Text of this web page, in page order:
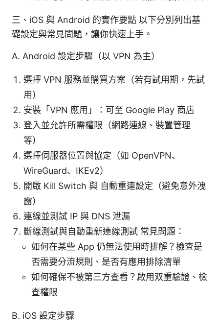
三、iOS 與 Android 的實作要點 以下分別列出基
礎設定與常見問題，讓你快速上手。
A. Android 設定步驟（以 VPN 為主）
選擇 VPN 服務並購買方案（若有試用期，先試
用）
安裝「VPN 應用」：可至 Google Play 商店
登入並允許所需權限（網路連線、裝置管理
等）
選擇伺服器位置與協定（如 OpenVPN、
WireGuard、IKEv2）
開啟 Kill Switch 與 自動重連設定（避免意外洩
露）
連線並測試 IP 與 DNS 泄漏
斷線測試與自動重新連線測試 常見問題：
如何在某些 App 仍無法使用時排解？檢查是
否需要分流規則、是否有應用排除清單
如何確保不被第三方查看？啟用双重驗證、檢
查權限
B. iOS 設定步驟